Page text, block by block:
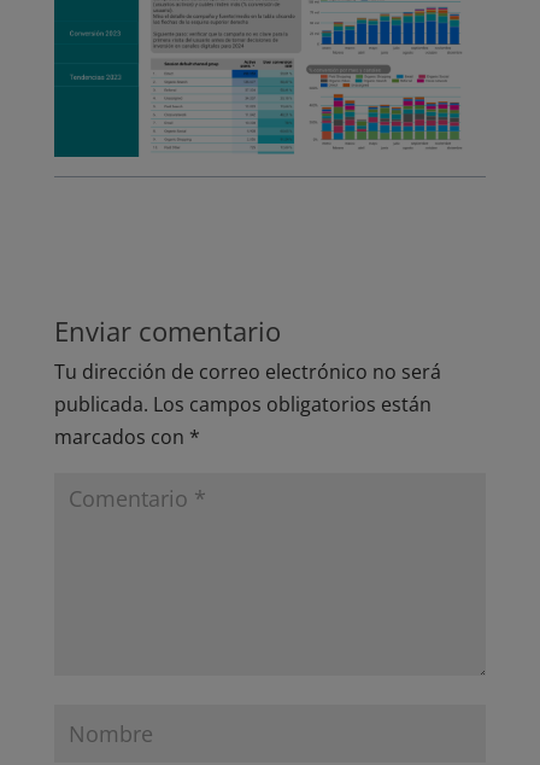
Enviar comentario
Tu dirección de correo electrónico no será
publicada. Los campos obligatorios están
marcados con *